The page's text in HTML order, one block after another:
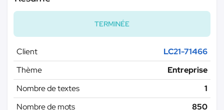
TERMINÉE
Client
LC21-71466
Thème
Entreprise
Nombre de textes
1
Nombre de mots
850